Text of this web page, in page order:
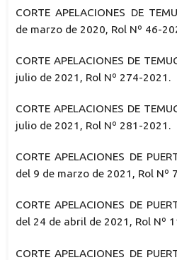
CORTE APELACIONES DE
de marzo de 2020, Rol Nº 46-
CORTE APELACIONES DE
julio de 2021, Rol Nº 274-2021.
CORTE APELACIONES DE
julio de 2021, Rol Nº 281-2021.
CORTE APELACIONES DE
del 9 de marzo de 2021, Rol Nº
CORTE APELACIONES DE
del 24 de abril de 2021, Rol Nº
CORTE APELACIONES DE